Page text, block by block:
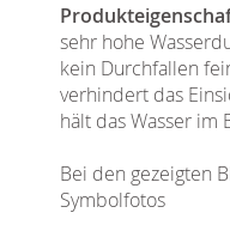
sehr hohe
kein Durchfallen
verhindert das
hält das Wasser im
Bei den gezeigten
Symbolfotos